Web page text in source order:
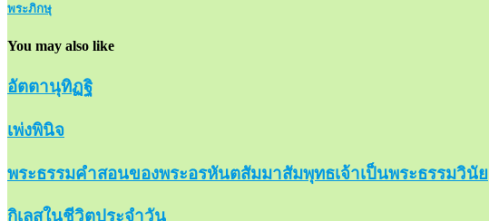
พระภิกษุ
You may also like
อัตตานุทิฏฐิ
เพ่งพินิจ
พระธรรมคำสอนของพระอรหันตสัมมาสัมพุทธเจ้าเป็นพระธรรมวินัย
กิเลสในชีวิตประจำวัน